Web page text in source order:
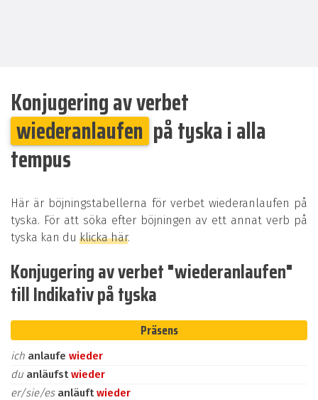
Konjugering av verbet
wiederanlaufen på tyska i alla
tempus
Här är böjningstabellerna för verbet wiederanlaufen på
tyska. För att söka efter böjningen av ett annat verb på
tyska kan du klicka här.
Konjugering av verbet "wiederanlaufen"
till Indikativ på tyska
Präsens
ich anlaufe wieder
du anläufstwieder
er/sie/es anläuftwieder